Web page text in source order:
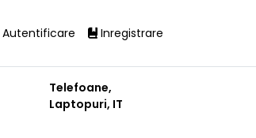
Autentificare Inregistrare
Telefoane,
Laptopuri, IT